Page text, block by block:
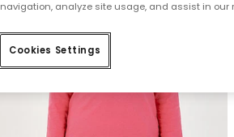
navigation, analyze site usage, and assist in our
Cookies Settings